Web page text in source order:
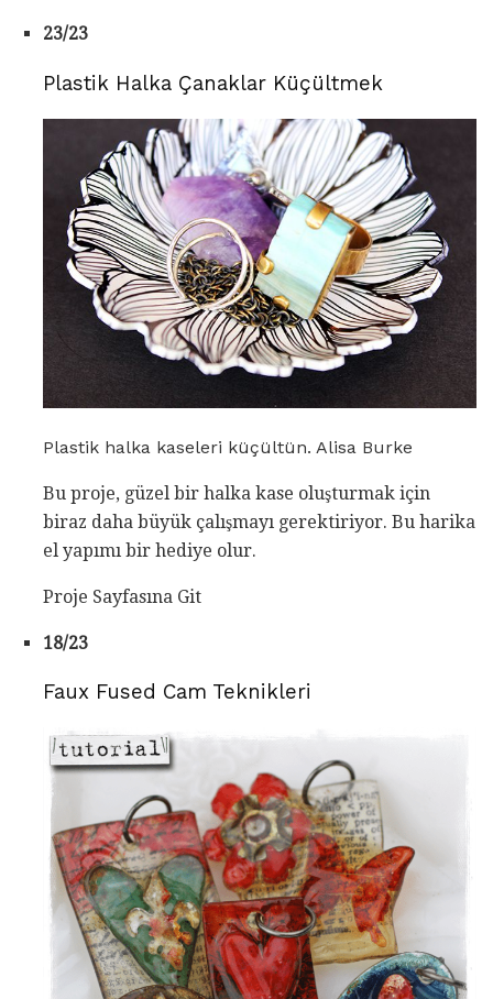
23/23
Plastik Halka Çanaklar Küçültmek
Plastik halka kaseleri küçültün. Alisa Burke
Bu proje, güzel bir halka kase oluşturmak için
biraz daha büyük çalışmayı gerektiriyor. Bu harika
el yapımı bir hediye olur.
Proje Sayfasına Git
18/23
Faux Fused Cam Teknikleri